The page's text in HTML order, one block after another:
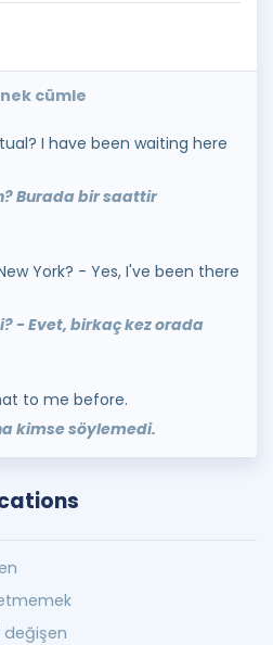
cümle
I have been waiting here
Burada bir saattir
York? - Yes, I've been there
- Evet, birkaç kez orada
to me before.
kimse söylemedi.
değişen